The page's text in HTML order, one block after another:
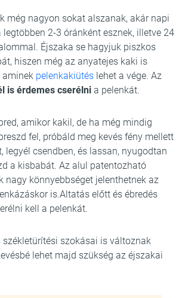
még nagyon sokat alszanak, akár napi
legtöbben 2-3 óránként esznek, illetve 24
Éjszaka se hagyjuk piszkos
hiszen még az anyatejes kaki is
aminek pelenkakiütés lehet a vége. Az
is érdemes cserélni a pelenkát.
amikor kakil, de ha még mindig
fel, próbáld meg kevés fény mellett
legyél csendben, és lassan, nyugodtan
a kisbabát. Az alul patentozható
nagy könnyebbséget jelenthetnek az
is.Altatás előtt és ébredés
kell a pelenkát.
székletürítési szokásai is változnak
lehet majd szükség az éjszakai